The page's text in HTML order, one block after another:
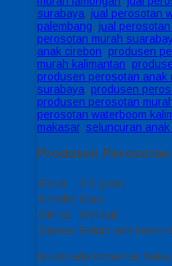
surabaya, jual perosotan
palembang, jual
perosotan murah
anak cirebon, produsen
murah kalimantan,
produsen perosotan anak
surabaya, produsen
produsen perosotan
perosotan waterboom
makasar, seluncuran
Produsen
Berat
0.5 gram
Kondisi Baru
Dilihat
839 kali
Diskusi Belum ada
Belum ada komentar,